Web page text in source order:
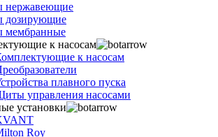
нержавеющие
дозирующие
мембранные
к насосам
к насосам
плавного пуска
управления насосами
установки
Roy